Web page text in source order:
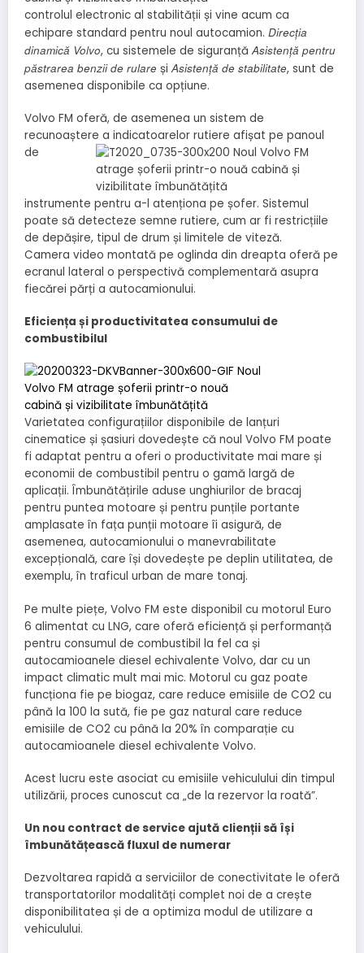
controlul electronic al stabilității și vine acum ca
echipare standard pentru noul autocamion. Direcția
dinamică Volvo, cu sistemele de siguranțăAsistență pentru
păstrarea benzii de rulare șiAsistență de stabilitate, sunt de
asemenea disponibile ca opțiune.
Volvo FM oferă, de asemenea un sistem de
recunoaștere a indicatoarelor rutiere afișat pe panoul
de
instrumente pentru a-l atenționa pe șofer. Sistemul
poate să detecteze semne rutiere, cum ar fi restricțiile
de depășire, tipul de drum și limitele de viteză.
Camera video montată pe oglinda din dreapta oferă pe
ecranul lateral o perspectivă complementară asupra
fiecărei părți a autocamionului.
Eficiența și productivitatea consumului de
combustibilul
Varietatea configurațiilor disponibile de lanțuri
cinematice și șasiuri dovedește că noul Volvo FM poate
fi adaptat pentru a oferi o productivitate mai mare și
economii de combustibil pentru o gamă largă de
aplicații. Îmbunătățirile aduse unghiurilor de bracaj
pentru puntea motoare și pentru punțile portante
amplasate în fața punții motoare îi asigură, de
asemenea, autocamionului o manevrabilitate
excepțională, care își dovedește pe deplin utilitatea, de
exemplu, în traficul urban de mare tonaj.
Pe multe piețe, Volvo FM este disponibil cu motorul Euro
6 alimentat cu LNG, care oferă eficiență și performanță
pentru consumul de combustibil la fel ca și
autocamioanele diesel echivalente Volvo, dar cu un
impact climatic mult mai mic. Motorul cu gaz poate
funcționa fie pe biogaz, care reduce emisiile de CO2 cu
până la 100 la sută, fie pe gaz natural care reduce
emisiile de CO2 cu până la 20% în comparație cu
autocamioanele diesel echivalente Volvo.
Acest lucru este asociat cu emisiile vehiculului din timpul
utilizării, proces cunoscut ca „de la rezervor la roată”.
Un nou contract de service ajută clienții să își
îmbunătățească fluxul de numerar
Dezvoltarea rapidă a serviciilor de conectivitate le oferă
transportatorilor modalități complet noi de a crește
disponibilitatea și de a optimiza modul de utilizare a
vehiculului.